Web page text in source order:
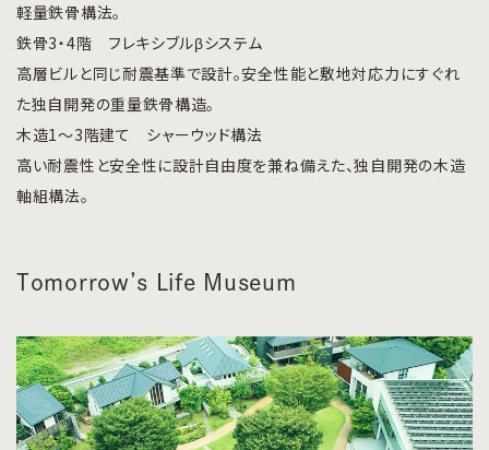
軽量鉄骨構法。
鉄骨3・4階 フレキシブルβシステム
高層ビルと同じ耐震基準で設計。安全性能と敷地対応力にすぐれ
た独自開発の重量鉄骨構造。
木造1〜3階建て シャーウッド構法
高い耐震性と安全性に設計自由度を兼ね備えた、独自開発の木造
軸組構法。
Tomorrow’s Life Museum